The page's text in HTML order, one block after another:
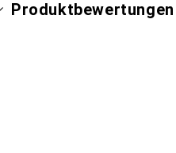
Produktbewertungen